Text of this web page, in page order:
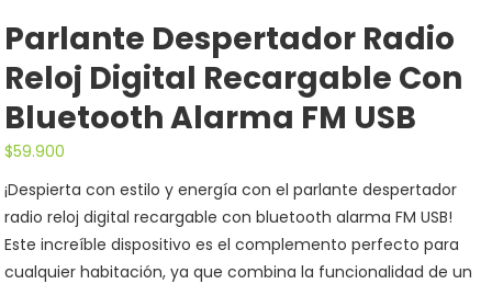
Parlante Despertador Radio
Reloj Digital Recargable Con
Bluetooth Alarma FM USB
$59.900
¡Despierta con estilo y energía con el parlante despertador
radio reloj digital recargable con bluetooth alarma FM USB!
Este increíble dispositivo es el complemento perfecto para
cualquier habitación, ya que combina la funcionalidad de un